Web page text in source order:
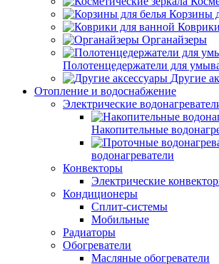
Корзины
Органайзеры
Полотенцедержатели для
Другие
Отопление и водоснабжение
Электрические
Накопительные
водонагреватели
Конвекторы
Электрические
Кондиционеры
Сплит-системы
Мобильные
Радиаторы
Обогреватели
Масляные обогреватели